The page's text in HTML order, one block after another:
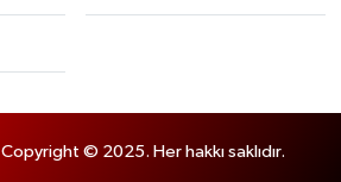
Copyright © 2025. Her hakkı saklıdır.